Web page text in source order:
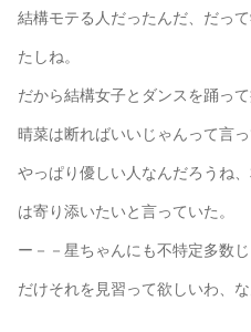
結構モテる人だったんだ、だっ
たしね。
だから結構女子とダンスを踊っ
晴菜は断ればいいじゃんって言っ
やっぱり優しい人なんだろうね
は寄り添いたいと言っていた。
ー－－星ちゃんにも不特定多数
だけそれを見習って欲しいわ、